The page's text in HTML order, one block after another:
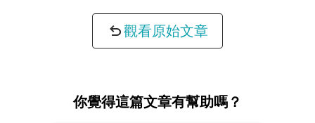
觀看原始文章
你覺得這篇文章有幫助嗎？